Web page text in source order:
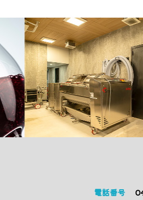
電話番号